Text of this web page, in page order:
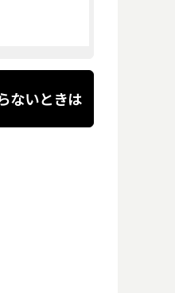
ないときは